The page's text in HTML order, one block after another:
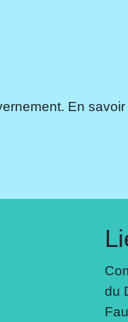
En savoir
du